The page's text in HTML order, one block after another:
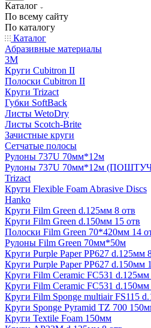
Каталог
По всему сайту
По каталогу
Каталог
Абразивные материалы
3M
Круги Cubitron II
Полоски Cubitron II
Круги Trizact
Губки SoftBack
Листы WetoDry
Листы Scotch-Brite
Зачистные круги
Сетчатые полосы
Рулоны 737U 70мм*12м
Рулоны 737U 70мм*12м
Trizact
Круги Flexible Foam Abrasive Discs
Hanko
Круги Film Green d.125мм 8 отв
Круги Film Green d.150мм 15 отв
Полоски Film Green 70*420мм 14
Рулоны Film Green 70мм*50м
Круги Purple Paper PP627 d.125мм
Круги Purple Paper PP627 d.150мм
Круги Film Ceramic FC531 d.125мм
Круги Film Ceramic FC531 d.150мм
Круги Film Sponge multiair FS115
Круги Sponge Pyramid TZ 700
Круги Textile Foam 150мм